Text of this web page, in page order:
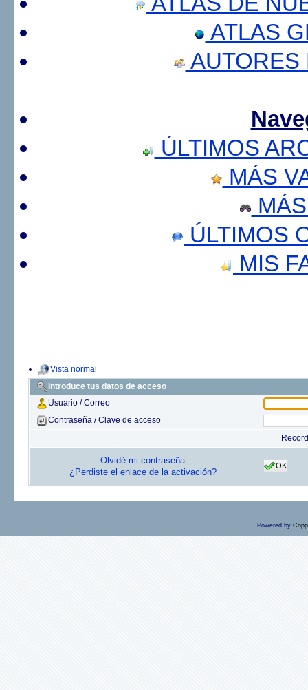
ATLAS
AUTORES
ÚLTIMOS
MÁS
ÚLTIMOS
MIS
Vista normal
Introduce tus datos de acceso
Usuario / Correo
Contraseña / Clave de acceso
Olvidé mi contraseña
¿Perdiste el enlace de la activación?
OK
Powered by